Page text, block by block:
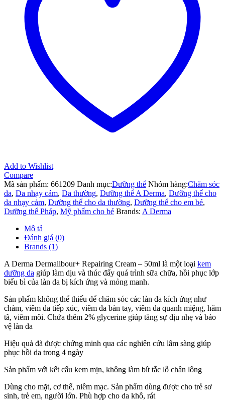
Add to Wishlist
Compare
Mã sản phẩm: 661209 Danh mục:Dưỡng thể Nhóm hàng:Chăm sóc
da, Da nhạy cảm, Da thường, Dưỡng thể A Derma, Dưỡng thể cho
da nhạy cảm, Dưỡng thể cho da thường, Dưỡng thể cho em bé,
Dưỡng thể Pháp, Mỹ phẩm cho bé Brands: A Derma
Mô tả
Đánh giá (0)
Brands (1)
A Derma Dermalibour+ Repairing Cream – 50ml là một loại kem
dưỡng da giúp làm dịu và thúc đẩy quá trình sữa chữa, hồi phục lớp
biểu bì của làn da bị kích ứng và mỏng manh.
Sản phẩm không thể thiếu để chăm sóc các làn da kích ứng như
chàm, viêm da tiếp xúc, viêm da bàn tay, viêm da quanh miệng, hăm
tã, viêm môi. Chứa thêm 2% glycerine giúp tăng sự dịu nhẹ và bảo
vệ làn da
Hiệu quả đã được chứng minh qua các nghiên cứu lâm sàng giúp
phục hồi da trong 4 ngày
Sản phẩm với kết cấu kem mịn, không làm bít tắc lỗ chân lông
Dùng cho mặt, cơ thể, niêm mạc. Sản phẩm dùng được cho trẻ sơ
sinh, trẻ em, người lớn. Phù hợp cho da khô, rát